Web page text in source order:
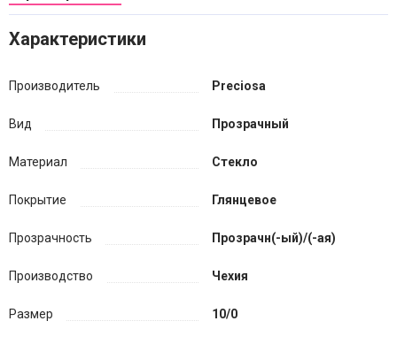
Характеристики
Производитель Preciosa
Вид Прозрачный
Материал Стекло
Покрытие Глянцевое
Прозрачность Прозрачн(-ый)/(-ая)
Производство Чехия
Размер 10/0